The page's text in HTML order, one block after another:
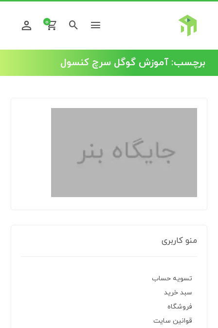
0
برچسب:آموزش گوگل سرچ کنسول
منو کاربری
تسویه حساب
سبد خرید
فروشگاه
قوانین سایت